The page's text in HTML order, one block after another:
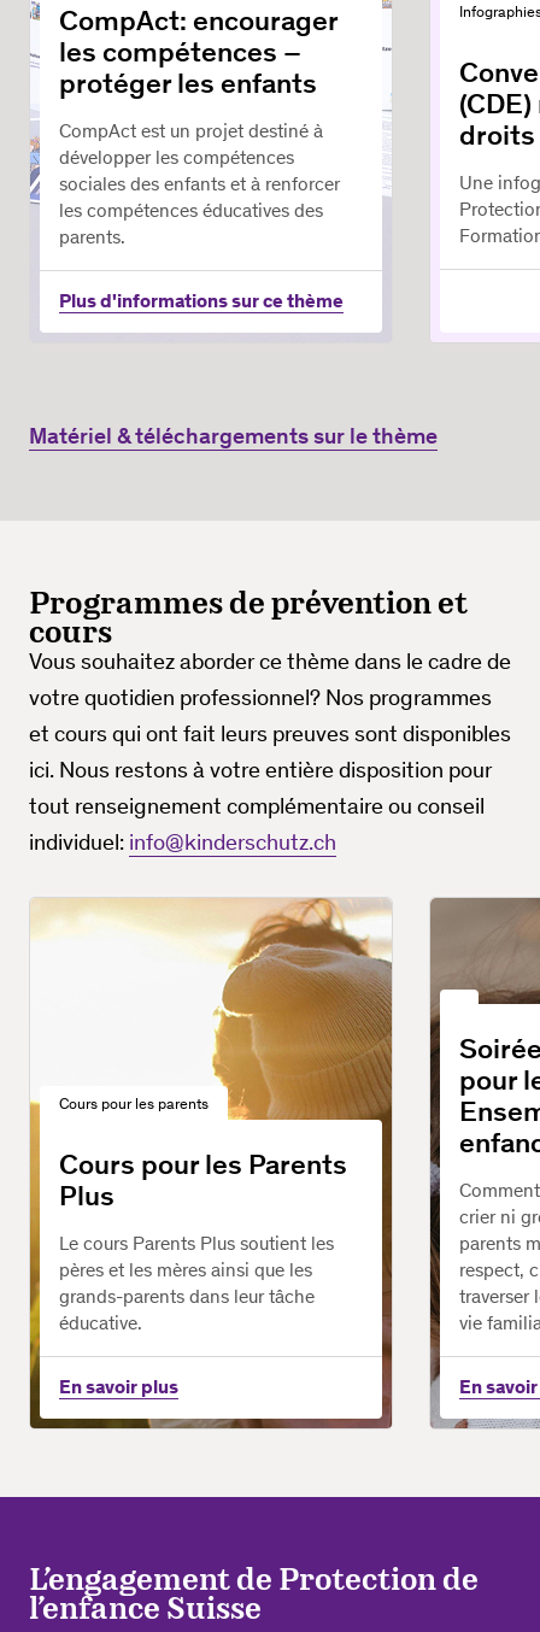
CompAct: encourager
les compétences –
protéger les enfants
CompAct est un projet destiné à
développer les compétences
sociales des enfants et à renforcer
les compétences éducatives des
parents.
Plus d'informations sur ce thème
droits
Une
Matériel & téléchargements sur le thème
Programmes de prévention et
cours
Vous souhaitez aborder ce thème dans le cadre de
votre quotidien professionnel? Nos programmes
et cours qui ont fait leurs preuves sont disponibles
ici. Nous restons à votre entière disposition pour
tout renseignement complémentaire ou conseil
individuel: info@kinderschutz.ch
Cours pour les Parents
Plus
Cours pour les parents
Le cours Parents Plus soutient les
pères et les mères ainsi que les
grands-parents dans leur tâche
éducative.
En savoir plus
pour
crier ni
parents
respect,
traverser
vie
En
L’engagement de Protection de
l’enfance Suisse